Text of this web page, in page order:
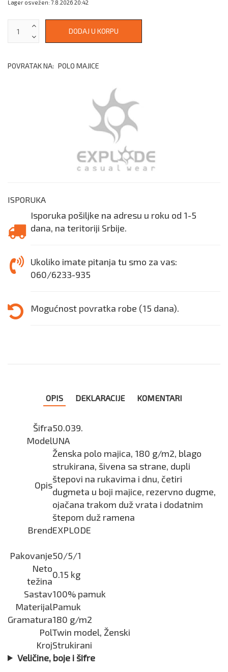
Lager osvežen: 7.8.2026 20:42
POVRATAK NA: POLO MAJICE
ISPORUKA
Isporuka pošiljke na adresu u roku od 1-5
dana, na teritoriji Srbije.
Ukoliko imate pitanja tu smo za vas:
060/6233-935
Mogućnost povratka robe (15 dana).
OPIS DEKLARACIJE KOMENTARI
Šifra50.039.
ModelUNA
Opis
Ženska polo majica, 180 g/m2, blago
strukirana, šivena sa strane, dupli
štepovi na rukavima i dnu, četiri
dugmeta u boji majice, rezervno dugme,
ojačana trakom duž vrata i dodatnim
štepom duž ramena
BrendEXPLODE
Pakovanje50/5/1
Neto
težina
0.15 kg
Sastav100% pamuk
MaterijalPamuk
Gramatura180 g/m2
PolTwin model, Ženski
KrojStrukirani
Veličine, boje i šifre